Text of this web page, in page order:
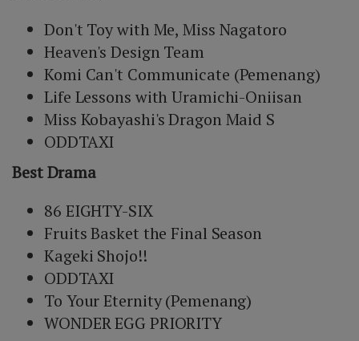
Don't Toy with Me, Miss Nagatoro
Heaven's Design Team
Komi Can't Communicate (Pemenang)
Life Lessons with Uramichi-Oniisan
Miss Kobayashi's Dragon Maid S
ODDTAXI
Best Drama
86 EIGHTY-SIX
Fruits Basket the Final Season
Kageki Shojo!!
ODDTAXI
To Your Eternity (Pemenang)
WONDER EGG PRIORITY